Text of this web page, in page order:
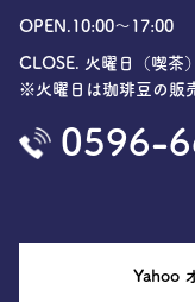
OPEN.10:00〜17:00
CLOSE. 火曜日（喫茶
※火曜日は珈琲豆の販
0596-
Yahoo